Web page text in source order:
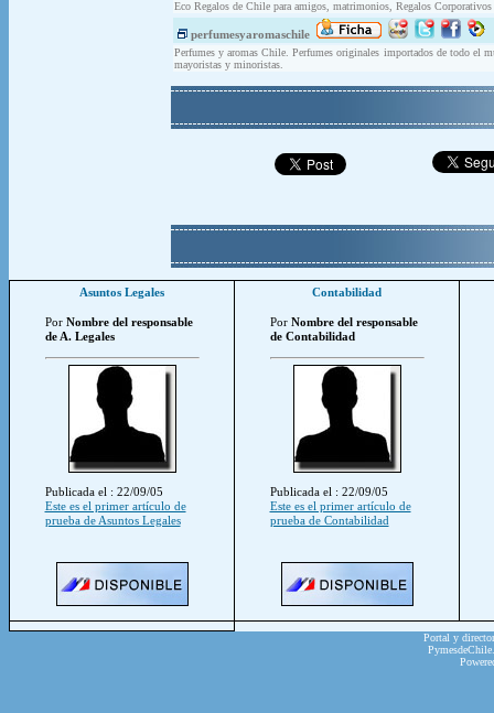
Eco Regalos de Chile para amigos, matrimonios, Regalos Corporativos
perfumesyaromaschile
Perfumes y aromas Chile. Perfumes originales importados de todo el
mayoristas y minoristas.
Asuntos Legales
Por Nombre del responsable
de A. Legales
Publicada el : 22/09/05
Este es el primer artículo de
prueba de Asuntos Legales
Contabilidad
Por Nombre del responsable
de Contabilidad
Publicada el : 22/09/05
Este es el primer artículo de
prueba de Contabilidad
Portal y